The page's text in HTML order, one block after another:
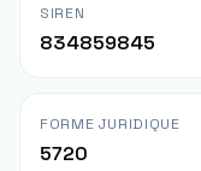
SIREN
834859845
FORME JURIDIQUE
5720